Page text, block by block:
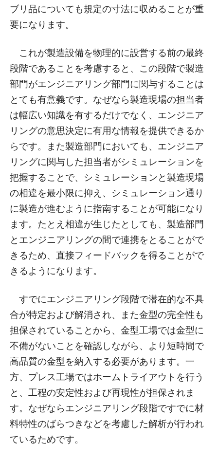
ブリ品についても規定の寸法に収めることが重
要になります。
これが製造設備を物理的に設営する前の最終
段階であることを考慮すると、この段階で製造
部門がエンジニアリング部門に関与することは
とても有意義です。なぜなら製造現場の担当者
は幅広い知識を有するだけでなく、エンジニア
リングの意思決定に有用な情報を提供できるか
らです。また製造部門においても、エンジニア
リングに関与した担当者がシミュレーションを
把握することで、シミュレーションと製造現場
の相違を最小限に抑え、シミュレーション通り
に製造が進むように指南することが可能になり
ます。たとえ相違が生じたとしても、製造部門
とエンジニアリングの間で連携をとることがで
きるため、直接フィードバックを得ることがで
きるようになります。
すでにエンジニアリング段階で潜在的な不具
合が特定および解消され、また金型の完全性も
担保されていることから、金型工場では金型に
不備がないことを確認しながら、より短時間で
高品質の金型を納入する必要があります。一
方、プレス工場ではホームトライアウトを行う
と、工程の安定性および再現性が担保されま
す。なぜならエンジニアリング段階ですでに材
料特性のばらつきなどを考慮した解析が行われ
ているためです。